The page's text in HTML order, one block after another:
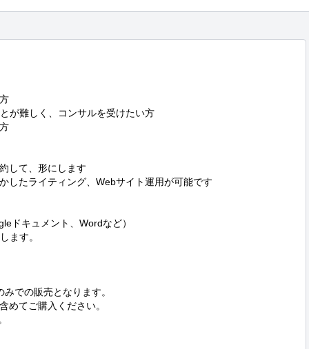
が難しく、コンサルを受けたい方
して、形にします
したライティング、Webサイト運用が可能です
ドキュメント、Wordなど）
ます。
での販売となります。
めてご購入ください。